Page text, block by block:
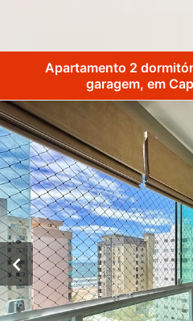
Apartamento 2
garagem, em